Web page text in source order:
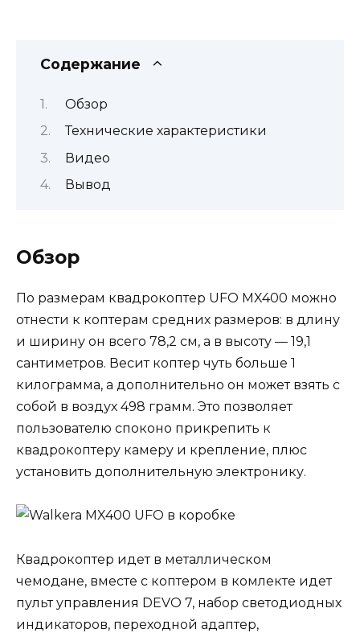
Содержание
Обзор
Технические характеристики
Видео
Вывод
Обзор
По размерам квадрокоптер UFO MX400 можно
отнести к коптерам средних размеров: в длину
и ширину он всего 78,2 см, а в высоту — 19,1
сантиметров. Весит коптер чуть больше 1
килограмма, а дополнительно он может взять с
собой в воздух 498 грамм. Это позволяет
пользователю споконо прикрепить к
квадрокоптеру камеру и крепление, плюс
установить дополнительную электронику.
Квадрокоптер идет в металлическом
чемодане, вместе с коптером в комлекте идет
пульт управления DEVO 7, набор светодиодных
индикаторов, переходной адаптер,